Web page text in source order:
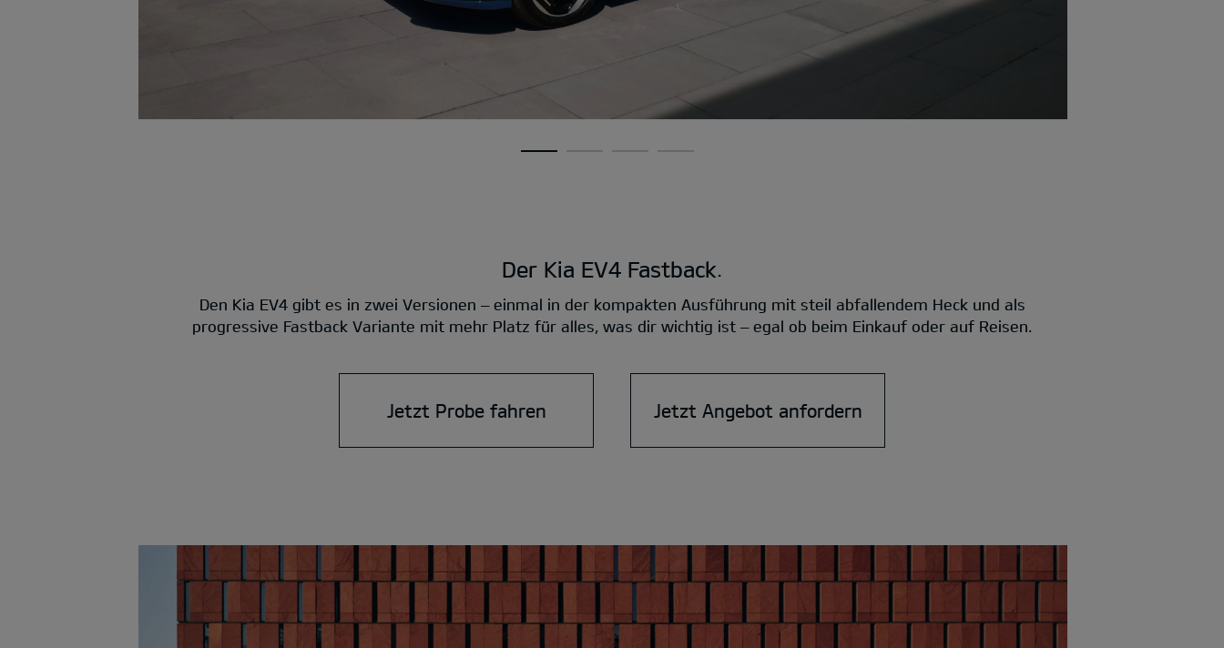
Der Kia EV4 Fastback.
Den Kia EV4 gibt es in zwei Versionen – einmal in der kompakten Ausführung mit steil abfallendem Heck und als
progressive Fastback Variante mit mehr Platz für alles, was dir wichtig ist – egal ob beim Einkauf oder auf Reisen.
Jetzt Probe fahren Jetzt Angebot anfordern